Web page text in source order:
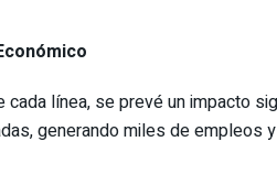
cada línea, se prevé un impacto
generando miles de empleos